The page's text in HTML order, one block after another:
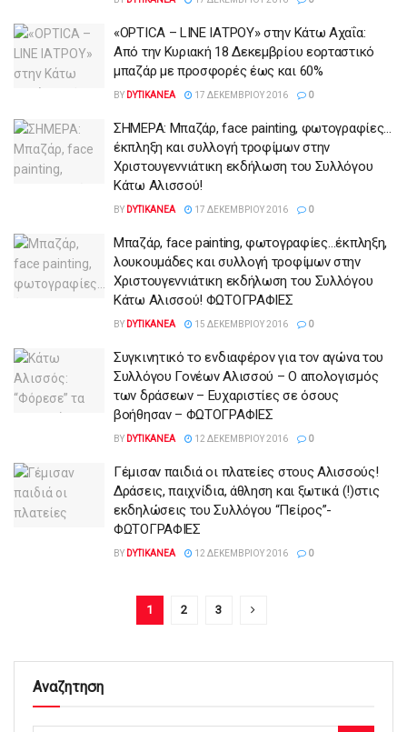
«OPTICA – LINE ΙΑΤΡΟΥ» στην Κάτω Αχαΐα:
Από την Κυριακή 18 Δεκεμβρίου εορταστικό
μπαζάρ με προσφορές έως και 60%
BY DYTIKANEA 17 ΔΕΚΕΜΒΡΊΟΥ 2016 0
ΣΗΜΕΡΑ: Μπαζάρ, face painting, φωτογραφίες…
έκπληξη και συλλογή τροφίμων στην
Χριστουγεννιάτικη εκδήλωση του Συλλόγου
Κάτω Αλισσού!
BY DYTIKANEA 17 ΔΕΚΕΜΒΡΊΟΥ 2016 0
Μπαζάρ, face painting, φωτογραφίες…έκπληξη,
λουκουμάδες και συλλογή τροφίμων στην
Χριστουγεννιάτικη εκδήλωση του Συλλόγου
Κάτω Αλισσού! ΦΩΤΟΓΡΑΦΙΕΣ
BY DYTIKANEA 15 ΔΕΚΕΜΒΡΊΟΥ 2016 0
Συγκινητικό το ενδιαφέρον για τον αγώνα του
Συλλόγου Γονέων Αλισσού – Ο απολογισμός
των δράσεων – Ευχαριστίες σε όσους
βοήθησαν – ΦΩΤΟΓΡΑΦΙΕΣ
BY DYTIKANEA 12 ΔΕΚΕΜΒΡΊΟΥ 2016 0
Γέμισαν παιδιά οι πλατείες στους Αλισσούς!
Δράσεις, παιχνίδια, άθληση και ξωτικά (!)στις
εκδηλώσεις του Συλλόγου “Πείρος”-
ΦΩΤΟΓΡΑΦΙΕΣ
BY DYTIKANEA 12 ΔΕΚΕΜΒΡΊΟΥ 2016 0
1 2 3
Αναζητηση